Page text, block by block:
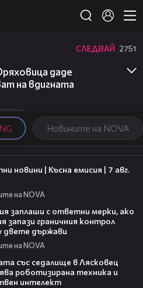
Новините на NOVA
СЛЕДВАЙ 2751
даде
на вдигната
новини | Късна емисия | 7 авг.
на NOVA
заплаши с ответни мерки, ако
запази граничния контрол
двете държави
на NOVA
със седалище в Лясковец
роботизирана техника и
интелект